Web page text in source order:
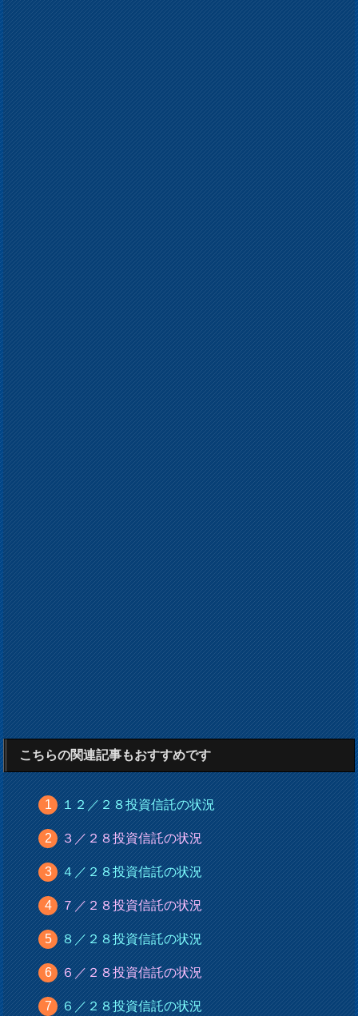
こちらの関連記事もおすすめです
１２／２８投資信託の状況
３／２８投資信託の状況
４／２８投資信託の状況
７／２８投資信託の状況
８／２８投資信託の状況
６／２８投資信託の状況
６／２８投資信託の状況